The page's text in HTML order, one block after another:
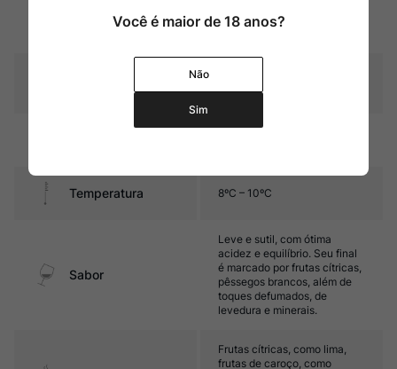
Amarelo palha com reflexos
Temperatura 8ºC – 10ºC
Sabor
Leve e sutil, com ótima
acidez e equilíbrio. Seu final
é marcado por frutas cítricas,
pêssegos brancos, além de
toques defumados, de
levedura e minerais.
Frutas cítricas, como lima,
frutas de caroço, como
Você é maior de 18 anos?
Não
Sim